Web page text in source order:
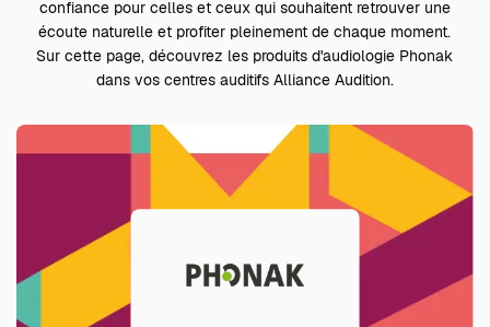
confiance pour celles et ceux qui souhaitent retrouver une
écoute naturelle et profiter pleinement de chaque moment.
Sur cette page, découvrez les produits d'audiologie Phonak
dans vos centres auditifs Alliance Audition.